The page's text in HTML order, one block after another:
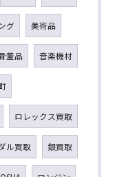
グ 美術品
董品 音楽機材
ロレックス買取
ル買取 銀買取